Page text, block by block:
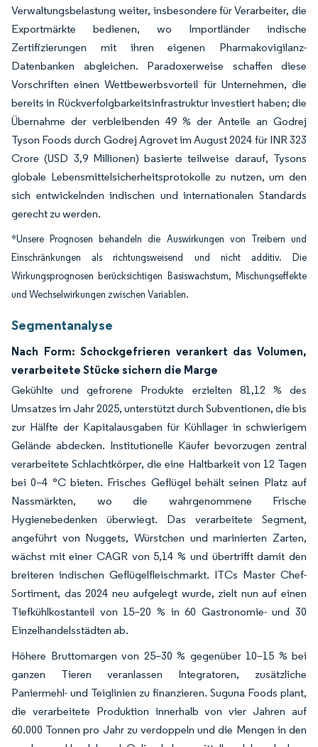
Verwaltungsbelastung weiter, insbesondere für Verarbeiter, die
Exportmärkte bedienen, wo Importländer indische
Zertifizierungen mit ihren eigenen Pharmakovigilanz-
Datenbanken abgleichen. Paradoxerweise schaffen diese
Vorschriften einen Wettbewerbsvorteil für Unternehmen, die
bereits in Rückverfolgbarkeitsinfrastruktur investiert haben; die
Übernahme der verbleibenden 49 % der Anteile an Godrej
Tyson Foods durch Godrej Agrovet im August 2024 für INR 323
Crore (USD 3,9 Millionen) basierte teilweise darauf, Tysons
globale Lebensmittelsicherheitsprotokolle zu nutzen, um den
sich entwickelnden indischen und internationalen Standards
gerecht zu werden.
*Unsere Prognosen behandeln die Auswirkungen von Treibern und
Einschränkungen als richtungsweisend und nicht additiv. Die
Wirkungsprognosen berücksichtigen Basiswachstum, Mischungseffekte
und Wechselwirkungen zwischen Variablen.
Segmentanalyse
Nach Form: Schockgefrieren verankert das Volumen,
verarbeitete Stücke sichern die Marge
Gekühlte und gefrorene Produkte erzielten 81,12 % des
Umsatzes im Jahr 2025, unterstützt durch Subventionen, die bis
zur Hälfte der Kapitalausgaben für Kühllager in schwierigem
Gelände abdecken. Institutionelle Käufer bevorzugen zentral
verarbeitete Schlachtkörper, die eine Haltbarkeit von 12 Tagen
bei 0–4 °C bieten. Frisches Geflügel behält seinen Platz auf
Nassmärkten, wo die wahrgenommene Frische
Hygienebedenken überwiegt. Das verarbeitete Segment,
angeführt von Nuggets, Würstchen und marinierten Zarten,
wächst mit einer CAGR von 5,14 % und übertrifft damit den
breiteren indischen Geflügelfleischmarkt. ITCs Master Chef-
Sortiment, das 2024 neu aufgelegt wurde, zielt nun auf einen
Tiefkühlkostanteil von 15–20 % in 60 Gastronomie- und 30
Einzelhandelsstädten ab.
Höhere Bruttomargen von 25–30 % gegenüber 10–15 % bei
ganzen Tieren veranlassen Integratoren, zusätzliche
Paniermehl- und Teiglinien zu finanzieren. Suguna Foods plant,
die verarbeitete Produktion innerhalb von vier Jahren auf
60.000 Tonnen pro Jahr zu verdoppeln und die Mengen in den